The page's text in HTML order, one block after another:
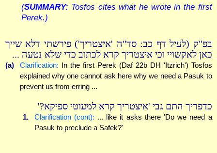
(SUMMARY: Tosfos cites what he wrote in the first
Perek.)
בפ"ק (לעיל דף כב: סד"ה 'איצטריך') פירשתי דלא שייך
כאן לאקשויי וכי איצטריך קרא לכתוב כדי שלא נטעה ...
(a) Clarification: In the first Perek (Daf 22b DH 'Itzrich') Tosfos
explained why one cannot ask here why we need a Pasuk to
prevent us from erring ...
כדפריך התם גבי 'איצטריך קרא למעוטי ספיקא?'
1. Clarification (cont): ... like it asks there 'Do we need a
Pasuk to preclude a Safek?'